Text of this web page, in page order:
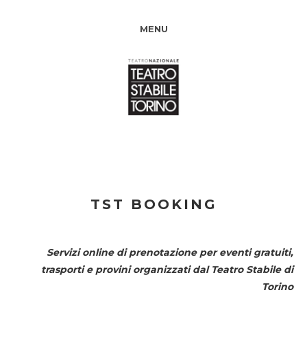
MENU
TST BOOKING
Servizi online di prenotazione per eventi gratuiti,
trasporti e provini organizzati dal Teatro Stabile di
Torino